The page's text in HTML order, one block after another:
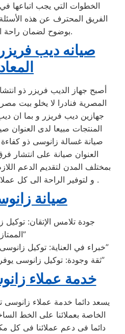
الخطوات التي يجب اتباعها
الفريق المحترف عن هذه
بوضوح لضمان راحة العملاء ورضاهم.
صيانه ديب
أصبح جهاز الديب فريزر ذو
المصرية فنادرا لا يخلو بيت
جهازين ديب فريزر و بما ان
المنتجات مبيعا لدى العنوان
صيانة غسالة زانوسى ذو
العنوان صيانة على انتشار
بمختلف المدن لتقديم الدعم
و لتوفير الراحة الى كل عملاء صيانة غسالة زانوسى .
صيانة
الممتازة”
“خبراء في العناية: توكيل زانوسى يضمن أداء الأجهزة بأمان”
“ثقة وجودة: توكيل زانوسى يوفر صيانة مضمونة للأجهزة”
خدمة عملاء
يسعد دائما خدمة عملاء زانوسى
الخاصة بعملائنا على الخط
دائما فى دعم عملائنا فى كل